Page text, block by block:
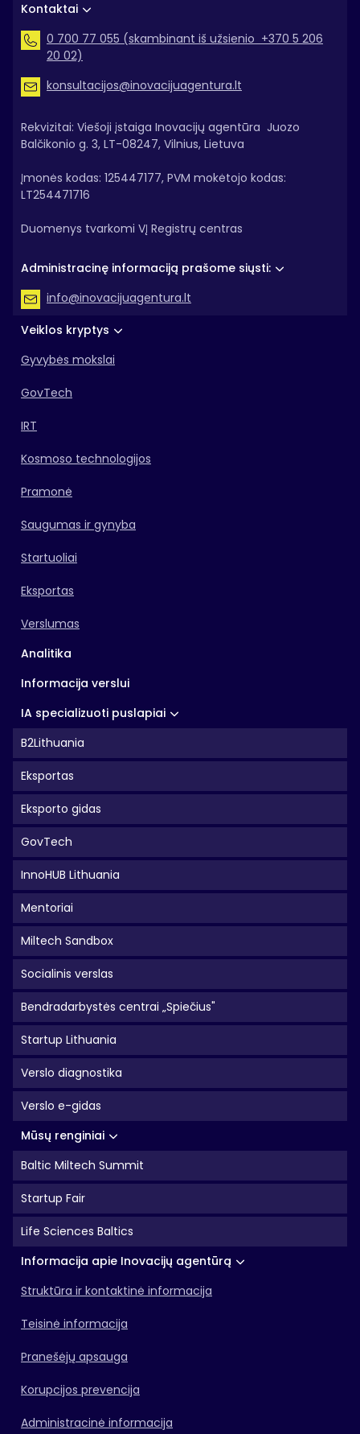
Veiklos kryptys
Gyvybės mokslai
GovTech
IRT
Kosmoso technologijos
Pramonė
Saugumas ir gynyba
Startuoliai
Eksportas
Verslumas
Analitika
Informacija verslui
IA specializuoti puslapiai
B2Lithuania
Eksportas
Eksporto gidas
GovTech
InnoHUB Lithuania
Mentoriai
Miltech Sandbox
Socialinis verslas
Bendradarbystės centrai „Spiečius"
Startup Lithuania
Verslo diagnostika
Verslo e-gidas
Mūsų renginiai
Baltic Miltech Summit
Startup Fair
Life Sciences Baltics
Informacija apie Inovacijų agentūrą
Struktūra ir kontaktinė informacija
Teisinė informacija
Pranešėjų apsauga
Korupcijos prevencija
Administracinė informacija
Kontaktai
0 700 77 055 (skambinant iš užsienio +370 5 206
20 02)
konsultacijos@inovacijuagentura.lt
Rekvizitai: Viešoji įstaiga Inovacijų agentūra Juozo
Balčikonio g. 3, LT-08247, Vilnius, Lietuva
Įmonės kodas: 125447177, PVM mokėtojo kodas:
LT254471716
Duomenys tvarkomi VĮ Registrų centras
Administracinę informaciją prašome siųsti:
info@inovacijuagentura.lt